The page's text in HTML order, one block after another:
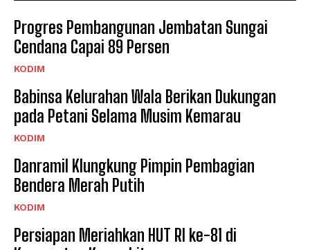
Progres Pembangunan Jembatan Sungai
Cendana Capai 89 Persen
KODIM
Babinsa Kelurahan Wala Berikan Dukungan
pada Petani Selama Musim Kemarau
KODIM
Danramil Klungkung Pimpin Pembagian
Bendera Merah Putih
KODIM
Persiapan Meriahkan HUT RI ke-81 di